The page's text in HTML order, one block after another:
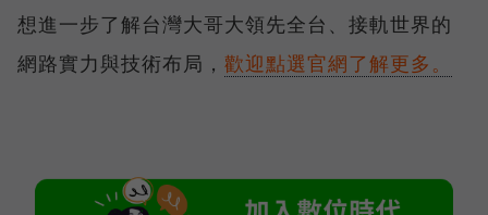
想進一步了解台灣大哥大領先全台、接軌世界的
網路實力與技術布局， 歡迎點選官網了解更多。